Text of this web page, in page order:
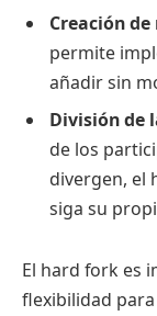
Creación
permite
añadir sin
División de
de los
divergen, el
siga su
El hard fork es
flexibilidad